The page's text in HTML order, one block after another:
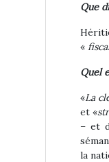
Que
«
Quel
«La
et «
– et
la